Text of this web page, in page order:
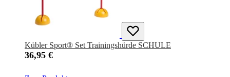
Kübler Sport® Set Trainingshürde SCHULE
36,95 €